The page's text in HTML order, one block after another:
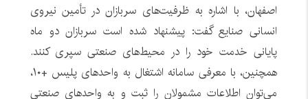
اصفهان، با اشاره به ظرفیت‌های سربازان در تأمین نیروی
انسانی صنایع گفت: پیشنهاد شده است سربازان دو ماه
پایانی خدمت خود را در محیط‌های صنعتی سپری کنند.
همچنین، با معرفی سامانه اشتغال به واحدهای پلیس +۱۰،
می‌توان اطلاعات مشمولان را ثبت و به واحدهای صنعتی